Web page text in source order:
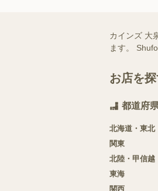
カインズ 大
ます。
お店を
都道府
北海道・東北
関東
北陸・甲信越
東海
関西